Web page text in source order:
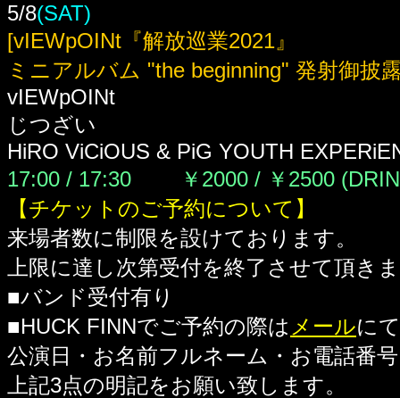
5/8(SAT)
[vIEWpOINt『解放巡業2021』
ミニアルバム "the beginning" 発射御披
vIEWpOINt
じつざい
HiRO ViCiOUS & PiG YOUTH
17:00 / 17:30 ￥2000 / ￥2500
【チケットのご予約について】
来場者数に制限を設けております。
上限に達し次第受付を終了させて頂き
■バンド受付有り
■HUCK FINNでご予約の際は メールに
公演日・お名前フルネーム・お電話番号
上記3点の明記をお願い致します。